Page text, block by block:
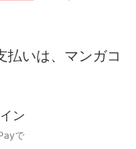
払いは、マンガコ
で